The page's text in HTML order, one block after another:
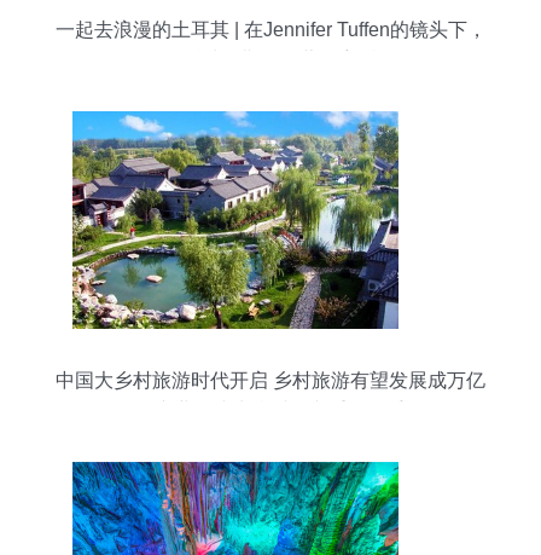
一起去浪漫的土耳其 | 在Jennifer Tuffen的镜头下，
中国大乡村旅游时代开启 乡村旅游有望发展成万亿